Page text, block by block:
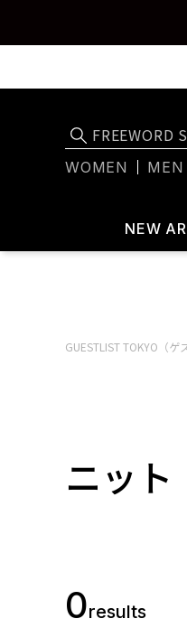
WOMEN MEN
NEW
GUESTLIST TOKYO（
ニット
0results